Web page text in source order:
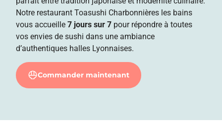
Notre restaurant Toasushi Charbonnières les bains
vous accueille 7 jours sur 7 pour répondre à toutes
vos envies de sushi dans une ambiance
d’authentiques halles Lyonnaises.
Commander maintenant